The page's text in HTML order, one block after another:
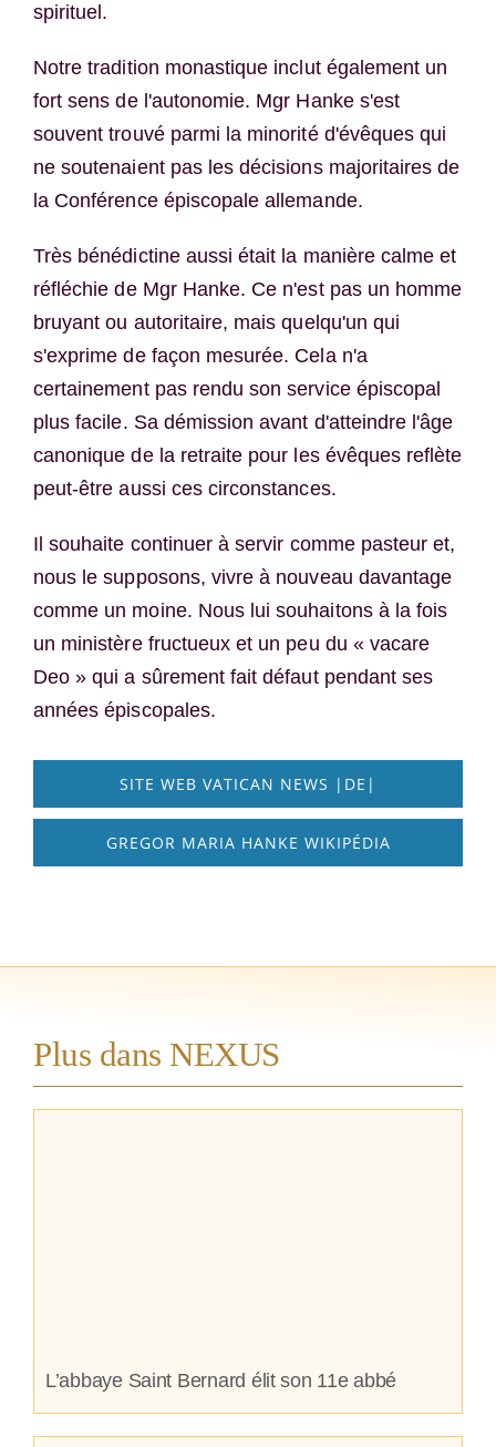
spirituel.
Notre tradition monastique inclut également un
fort sens de l'autonomie. Mgr Hanke s'est
souvent trouvé parmi la minorité d'évêques qui
ne soutenaient pas les décisions majoritaires de
la Conférence épiscopale allemande.
Très bénédictine aussi était la manière calme et
réfléchie de Mgr Hanke. Ce n'est pas un homme
bruyant ou autoritaire, mais quelqu'un qui
s'exprime de façon mesurée. Cela n'a
certainement pas rendu son service épiscopal
plus facile. Sa démission avant d'atteindre l'âge
canonique de la retraite pour les évêques reflète
peut-être aussi ces circonstances.
Il souhaite continuer à servir comme pasteur et,
nous le supposons, vivre à nouveau davantage
comme un moine. Nous lui souhaitons à la fois
un ministère fructueux et un peu du « vacare
Deo » qui a sûrement fait défaut pendant ses
années épiscopales.
SITE WEB VATICAN NEWS |DE|
GREGOR MARIA HANKE WIKIPÉDIA
Plus dans NEXUS
L’abbaye Saint Bernard élit son 11e abbé